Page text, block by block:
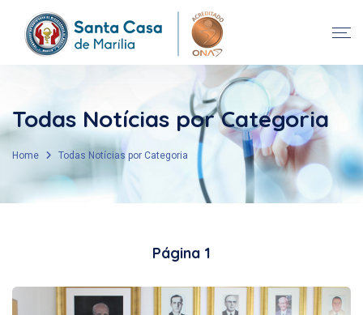
Todas Notícias por Categoria
Home Todas Notícias por Categoria
Página 1